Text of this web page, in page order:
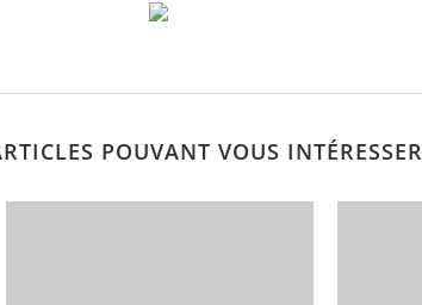
POUVANT VOUS INTÉRESSER